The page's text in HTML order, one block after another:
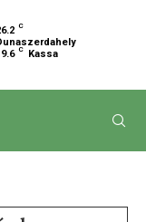
C
C Kassa